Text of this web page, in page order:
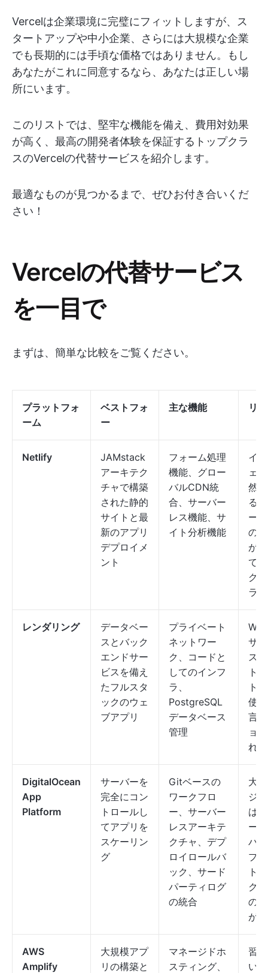
Vercelは企業環境に完璧にフィットしますが、ス
タートアップや中小企業、さらには大規模な企業
でも長期的には手頃な価格ではありません。もし
あなたがこれに同意するなら、あなたは正しい場
所にいます。
このリストでは、堅牢な機能を備え、費用対効果
が高く、最高の開発者体験を保証するトップクラ
スのVercelの代替サービスを紹介します。
最適なものが見つかるまで、ぜひお付き合いくだ
さい！
Vercelの代替サービス
を一目で
まずは、簡単な比較をご覧ください。
プラットフォ
ーム
ベストフォ
ー
主な機能 リ
Netlify
JAMstack
アーキテク
チャで構築
された静的
サイトと最
新のアプリ
デプロイメ
ント
フォーム処理
機能、グロー
バルCDN統
合、サーバー
レス機能、サ
イト分析機能
イ
ェ
然
る
ー
の
が
て
グ
ラ
レンダリング
データベー
スとバック
エンドサー
ビスを備え
たフルスタ
ックのウェ
ブアプリ
プライベート
ネットワー
ク、コードと
してのインフ
ラ、
PostgreSQL
データベース
管理
サ
ス
ト
ト
使
言
ョ
れ
DigitalOcean
App
Platform
サーバーを
完全にコン
トロールし
てアプリを
スケーリン
グ
Gitベースの
ワークフロ
ー、サーバー
レスアーキテ
クチャ、デプ
ロイロールバ
ック、サード
パーティログ
の統合
大
ジ
は
ー
バ
プ
ト
ク
の
が
AWS
Amplify
大規模アプ
リの構築と
マネージドホ
スティング、
習
い